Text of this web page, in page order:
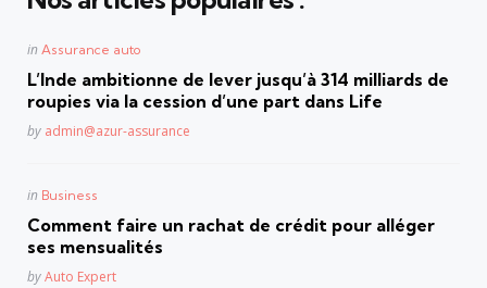
Posted
in Assurance auto
L’Inde ambitionne de lever jusqu’à 314 milliards de
roupies via la cession d’une part dans Life
Posted
by admin@azur-assurance
Posted
in Business
Comment faire un rachat de crédit pour alléger
ses mensualités
Posted
byAuto Expert